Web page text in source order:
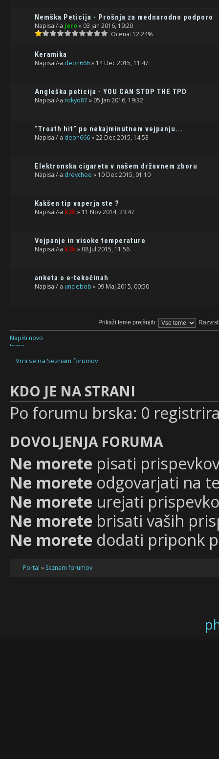
Nemška Peticija - Prošnja za mednarodno podporo
Napisal/-a jero» 03 Jan 2016, 19:20
Ocena: 12.24%
Keramika
Napisal/-a deon666» 14 Dec 2015, 11:47
Angleška peticija - YOU CAN STOP THE TPD
Napisal/-a rokyo87 » 05 Jan 2016, 19:32
“Troath hit” po nekajminutnem vejpanju...
Napisal/-a deon666» 22 Dec 2015, 14:53
Elektronska cigareta v našem državnem zboru
Napisal/-a dreychee » 10 Dec 2015, 01:10
Kakšen tip vaperja ste ?
Napisal/-a k2b » 11 Nov 2014, 23:47
Vejpanje in visoke temperature
Napisal/-a k2b » 08 Jul 2015, 11:56
anketa o e-tekočinah
Napisal/-a unclebob » 09 Maj 2015, 00:50
Prikaži teme prejšnjih:
Napiši novo
temo
Vrni se na Seznam forumov
KDO JE NA STRANI
Po forumu brska: 0
DOVOLJENJA FORUMA
Ne morete pisati
Ne morete odgovarjati na
Ne morete urejati
Ne morete brisati vaših
Ne morete dodati priponk
Portal » Seznam forumov